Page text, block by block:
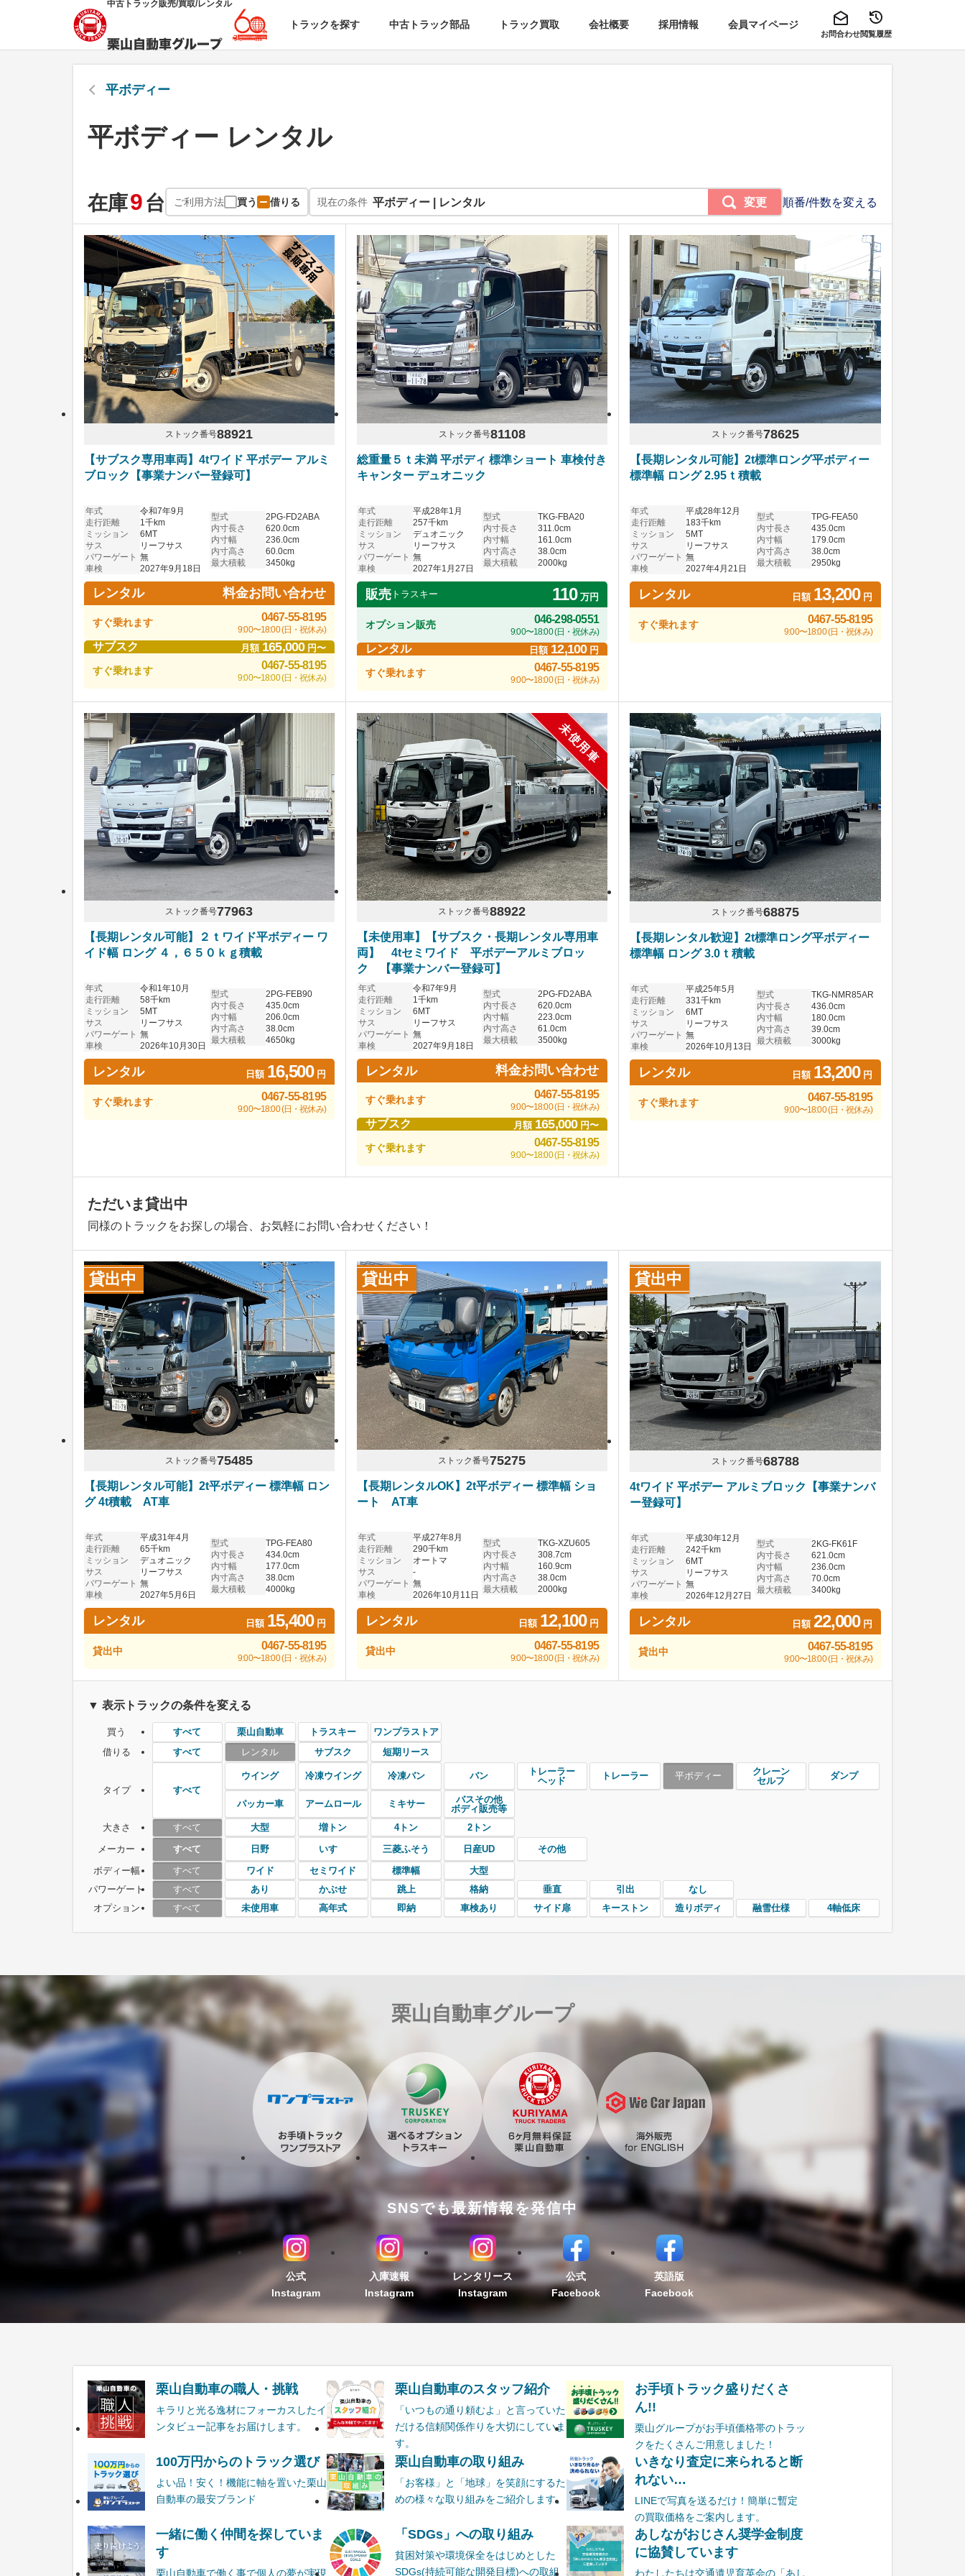
中古トラック販売/買取/レンタル
トラックを探す 中古トラック部品 トラック買取 会社概要 採用情報 会員マイページ
お問合わせ閲覧履歴
平ボディー
平ボディー レンタル
在庫9台 順番/件数を変える
ご利用方法 買う 借りる 現在の条件 平ボディー | レンタル 変更
ストック番号88921
【サブスク専用車両】4tワイド 平ボデー アルミ
ブロック【事業ナンバー登録可】
年式
令和7年9月
走行距離
1千km
ミッション
6MT
サス
リーフサス
パワーゲート 無
車検
2027年9月18日
型式
2PG-FD2ABA
内寸長さ
620.0cm
内寸幅
236.0cm
内寸高さ
60.0cm
最大積載
3450kg
レンタル 料金お問い合わせ
すぐ乗れます 0467-55-8195
9:00〜18:00 (日・祝休み)
サブスク 月額 165,000円〜
すぐ乗れます 0467-55-8195
9:00〜18:00 (日・祝休み)
ストック番号81108
総重量５ｔ未満 平ボディ 標準ショート 車検付き
キャンター デュオニック
年式
平成28年1月
走行距離
257千km
ミッション
デュオニック
サス
リーフサス
パワーゲート 無
車検
2027年1月27日
型式
TKG-FBA20
内寸長さ
311.0cm
内寸幅
161.0cm
内寸高さ
38.0cm
最大積載
2000kg
販売トラスキー 110万円
オプション販売 046-298-0551
9:00〜18:00 (日・祝休み)
レンタル 日額 12,100円
すぐ乗れます 0467-55-8195
9:00〜18:00 (日・祝休み)
ストック番号78625
【長期レンタル可能】2t標準ロング平ボディー
標準幅 ロング 2.95ｔ積載
年式
平成28年12月
走行距離
183千km
ミッション
5MT
サス
リーフサス
パワーゲート 無
車検
2027年4月21日
型式
TPG-FEA50
内寸長さ
435.0cm
内寸幅
179.0cm
内寸高さ
38.0cm
最大積載
2950kg
レンタル 日額 13,200円
すぐ乗れます 0467-55-8195
9:00〜18:00 (日・祝休み)
ストック番号77963
【長期レンタル可能】２ｔワイド平ボディー ワ
イド幅 ロング ４，６５０ｋｇ積載
年式
令和1年10月
走行距離
58千km
ミッション
5MT
サス
リーフサス
パワーゲート 無
車検
2026年10月30日
型式
2PG-FEB90
内寸長さ
435.0cm
内寸幅
206.0cm
内寸高さ
38.0cm
最大積載
4650kg
レンタル 日額 16,500円
すぐ乗れます 0467-55-8195
9:00〜18:00 (日・祝休み)
未使用車
ストック番号88922
【未使用車】【サブスク・長期レンタル専用車
両】 4tセミワイド 平ボデーアルミブロッ
ク 【事業ナンバー登録可】
年式
令和7年9月
走行距離
1千km
ミッション
6MT
サス
リーフサス
パワーゲート 無
車検
2027年9月18日
型式
2PG-FD2ABA
内寸長さ
620.0cm
内寸幅
223.0cm
内寸高さ
61.0cm
最大積載
3500kg
レンタル 料金お問い合わせ
すぐ乗れます 0467-55-8195
9:00〜18:00 (日・祝休み)
サブスク 月額 165,000円〜
すぐ乗れます 0467-55-8195
9:00〜18:00 (日・祝休み)
ストック番号68875
【長期レンタル歓迎】2t標準ロング平ボディー
標準幅 ロング 3.0ｔ積載
年式
平成25年5月
走行距離
331千km
ミッション
6MT
サス
リーフサス
パワーゲート 無
車検
2026年10月13日
型式
TKG-NMR85AR
内寸長さ
436.0cm
内寸幅
180.0cm
内寸高さ
39.0cm
最大積載
3000kg
レンタル 日額 13,200円
すぐ乗れます 0467-55-8195
9:00〜18:00 (日・祝休み)
ただいま貸出中
同様のトラックをお探しの場合、お気軽にお問い合わせください！
貸出中
ストック番号75485
【長期レンタル可能】2t平ボディー 標準幅 ロン
グ 4t積載 AT車
年式
平成31年4月
走行距離
65千km
ミッション
デュオニック
サス
リーフサス
パワーゲート 無
車検
2027年5月6日
型式
TPG-FEA80
内寸長さ
434.0cm
内寸幅
177.0cm
内寸高さ
38.0cm
最大積載
4000kg
レンタル 日額 15,400円
貸出中 0467-55-8195
9:00〜18:00 (日・祝休み)
貸出中
ストック番号75275
【長期レンタルOK】2t平ボディー 標準幅 ショ
ート AT車
年式
平成27年8月
走行距離
290千km
ミッション
オートマ
サス
-
パワーゲート 無
車検
2026年10月11日
型式
TKG-XZU605
内寸長さ
308.7cm
内寸幅
160.9cm
内寸高さ
38.0cm
最大積載
2000kg
レンタル 日額 12,100円
貸出中 0467-55-8195
9:00〜18:00 (日・祝休み)
貸出中
ストック番号68788
4tワイド 平ボデー アルミブロック【事業ナンバ
ー登録可】
年式
平成30年12月
走行距離
242千km
ミッション
6MT
サス
リーフサス
パワーゲート 無
車検
2026年12月27日
型式
2KG-FK61F
内寸長さ
621.0cm
内寸幅
236.0cm
内寸高さ
70.0cm
最大積載
3400kg
レンタル 日額22,000円
貸出中 0467-55-8195
9:00〜18:00 (日・祝休み)
▼ 表示トラックの条件を変える
買う すべて 栗山自動車 トラスキー
ワンプラストア
借りる
すべて レンタル サブスク 短期リース
タイプ すべて
ウイング 冷凍ウイング 冷凍バン バン
トレーラー
ヘッド
トレーラー 平ボディー
クレーン
セルフ
ダンプ
パッカー車 アームロール ミキサー
バスその他
ボディ販売等
大きさ
すべて 大型 増トン 4トン
2トン
メーカー
すべて 日野 いすゞ 三菱ふそう 日産UD
その他
ボディー幅
すべて ワイド セミワイド 標準幅
大型
パワーゲート
すべて あり かぶせ 跳上 格納 垂直 引出
なし
オプション
すべて 未使用車 高年式 即納 車検あり サイド扉 キーストン 造りボディ 融雪仕様 4軸低床
栗山自動車グループ
SNSでも最新情報を発信中
公式
Instagram
入庫速報
Instagram
レンタリース
Instagram
公式
Facebook
英語版
Facebook
栗山自動車の職人・挑戦
キラリと光る逸材にフォーカスしたイ
ンタビュー記事をお届けします。
栗山自動車のスタッフ紹介
「いつもの通り頼むよ」と言っていた
だける信頼関係作りを大切にしていま
す。
お手頃トラック盛りだくさ
ん!!
栗山グループがお手頃価格帯のトラッ
クをたくさんご用意しました！
100万円からのトラック選び
よい品！安く！機能に軸を置いた栗山
自動車の最安ブランド
栗山自動車の取り組み
「お客様」と「地球」を笑顔にするた
めの様々な取り組みをご紹介します。
いきなり査定に来られると断
れない…
LINEで写真を送るだけ！簡単に暫定
の買取価格をご案内します。
一緒に働く仲間を探していま
す
栗山自動車で働く事で個人の夢が実現
「SDGs」への取り組み
貧困対策や環境保全をはじめとした
SDGs(持続可能な開発目標)への取組
あしながおじさん奨学金制度
に協賛しています
わたしたちは交通遺児育英会の「あし